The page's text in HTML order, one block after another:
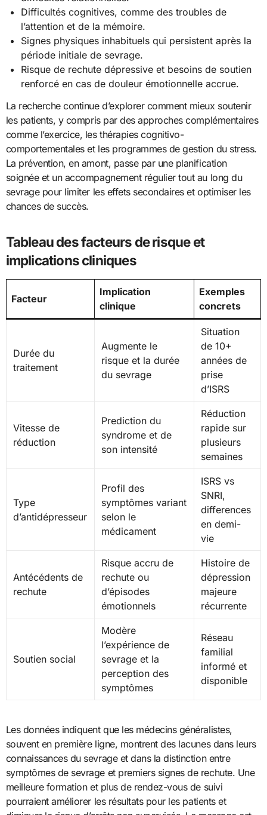
Difficultés cognitives, comme des troubles de
l’attention et de la mémoire.
Signes physiques inhabituels qui persistent après la
période initiale de sevrage.
Risque de rechute dépressive et besoins de soutien
renforcé en cas de douleur émotionnelle accrue.
La recherche continue d’explorer comment mieux soutenir
les patients, y compris par des approches complémentaires
comme l’exercice, les thérapies cognitivo-
comportementales et les programmes de gestion du stress.
La prévention, en amont, passe par une planification
soignée et un accompagnement régulier tout au long du
sevrage pour limiter les effets secondaires et optimiser les
chances de succès.
Tableau des facteurs de risque et
implications cliniques
Facteur
Implication
clinique
Exemples
concrets
Durée du
traitement
Augmente le
risque et la durée
du sevrage
Situation
de 10+
années de
prise
d’ISRS
Vitesse de
réduction
Prediction du
syndrome et de
son intensité
Réduction
rapide sur
plusieurs
semaines
Type
d’antidépresseur
Profil des
symptômes variant
selon le
médicament
ISRS vs
SNRI,
differences
en demi-
vie
Antécédents de
rechute
Risque accru de
rechute ou
d’épisodes
émotionnels
Histoire de
dépression
majeure
récurrente
Soutien social
Modère
l’expérience de
sevrage et la
perception des
symptômes
Réseau
familial
informé et
disponible
Les données indiquent que les médecins généralistes,
souvent en première ligne, montrent des lacunes dans leurs
connaissances du sevrage et dans la distinction entre
symptômes de sevrage et premiers signes de rechute. Une
meilleure formation et plus de rendez-vous de suivi
pourraient améliorer les résultats pour les patients et